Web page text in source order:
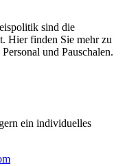
sind die
Hier finden Sie mehr zu
und Pauschalen.
ein individuelles